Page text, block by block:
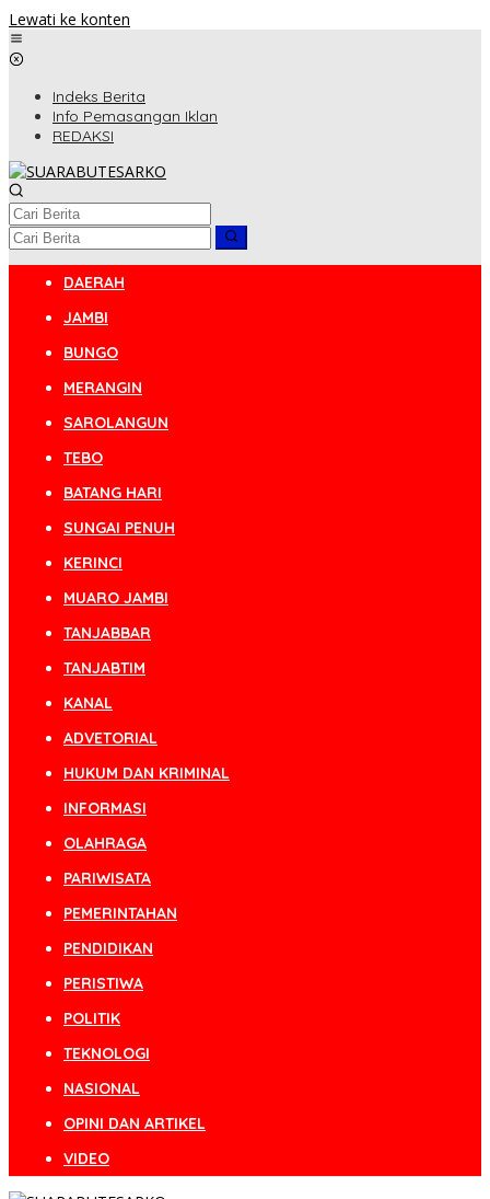
Lewati ke konten
Indeks Berita
Info Pemasangan Iklan
REDAKSI
DAERAH
JAMBI
BUNGO
MERANGIN
SAROLANGUN
TEBO
BATANG HARI
SUNGAI PENUH
KERINCI
MUARO JAMBI
TANJABBAR
TANJABTIM
KANAL
ADVETORIAL
HUKUM DAN KRIMINAL
INFORMASI
OLAHRAGA
PARIWISATA
PEMERINTAHAN
PENDIDIKAN
PERISTIWA
POLITIK
TEKNOLOGI
NASIONAL
OPINI DAN ARTIKEL
VIDEO